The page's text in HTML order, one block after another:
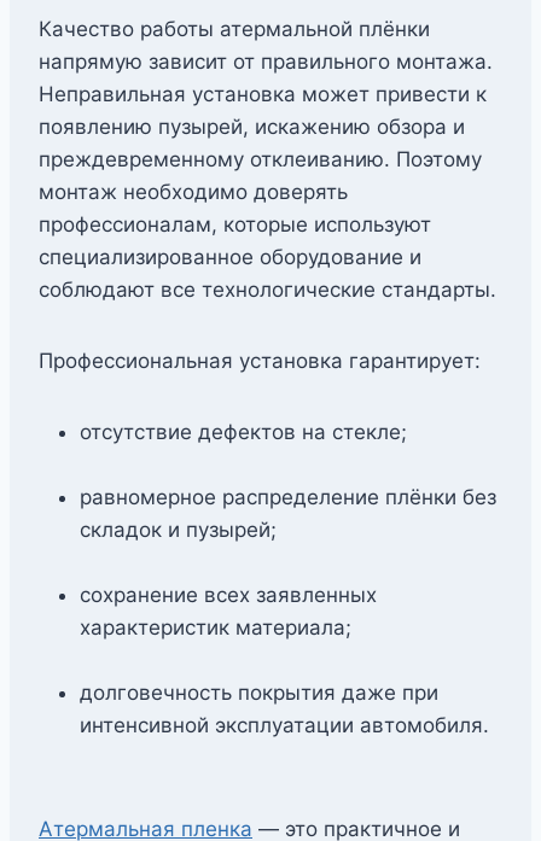
Качество работы атермальной плёнки
напрямую зависит от правильного монтажа.
Неправильная установка может привести к
появлению пузырей, искажению обзора и
преждевременному отклеиванию. Поэтому
монтаж необходимо доверять
профессионалам, которые используют
специализированное оборудование и
соблюдают все технологические стандарты.
Профессиональная установка гарантирует:
отсутствие дефектов на стекле;
равномерное распределение плёнки без
складок и пузырей;
сохранение всех заявленных
характеристик материала;
долговечность покрытия даже при
интенсивной эксплуатации автомобиля.
Атермальная пленка — это практичное и